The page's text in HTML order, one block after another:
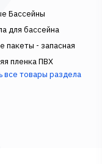
Бассейны
для бассейна
пакеты - запасная
пленка ПВХ
все товары раздела